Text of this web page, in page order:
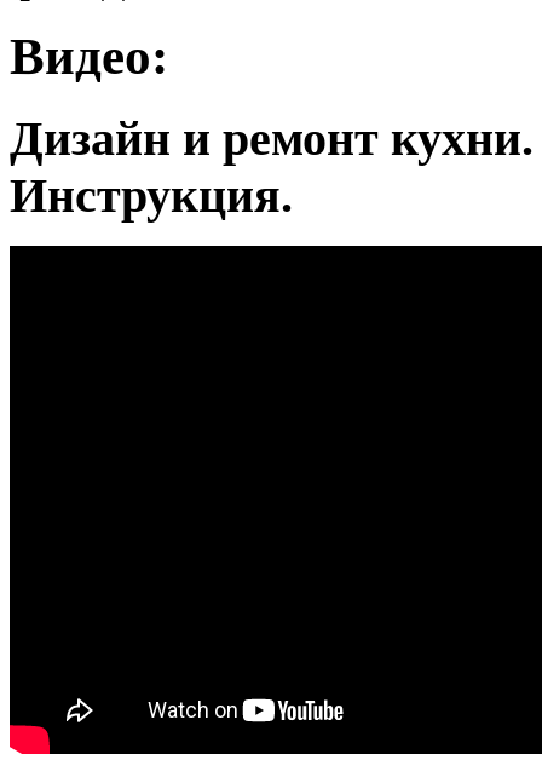
Видео:
Дизайн и ремонт
Инструкция.